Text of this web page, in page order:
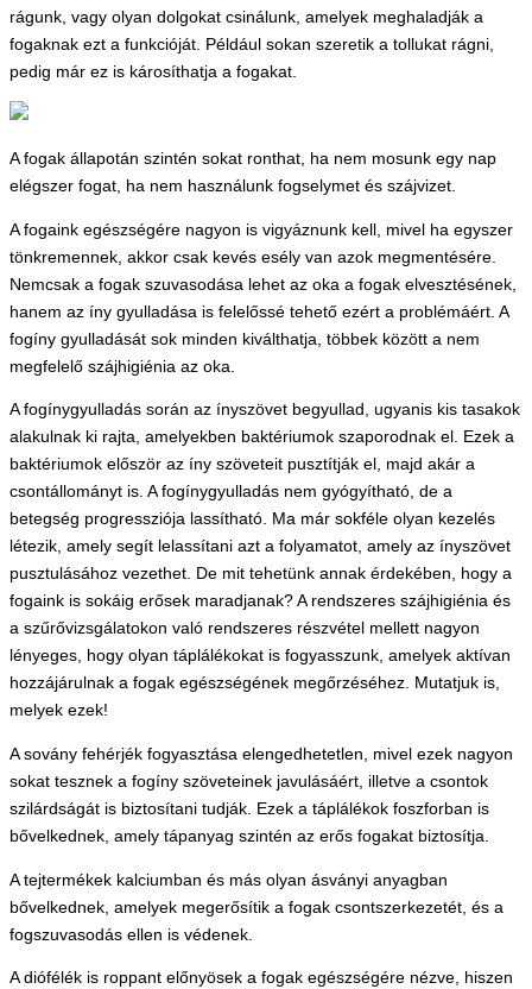
rágunk, vagy olyan dolgokat csinálunk, amelyek meghaladják a
fogaknak ezt a funkcióját. Például sokan szeretik a tollukat rágni,
pedig már ez is károsíthatja a fogakat.
A fogak állapotán szintén sokat ronthat, ha nem mosunk egy nap
elégszer fogat, ha nem használunk fogselymet és szájvizet.
A fogaink egészségére nagyon is vigyáznunk kell, mivel ha egyszer
tönkremennek, akkor csak kevés esély van azok megmentésére.
Nemcsak a fogak szuvasodása lehet az oka a fogak elvesztésének,
hanem az íny gyulladása is felelőssé tehető ezért a problémáért. A
fogíny gyulladását sok minden kiválthatja, többek között a nem
megfelelő szájhigiénia az oka.
A fogínygyulladás során az ínyszövet begyullad, ugyanis kis tasakok
alakulnak ki rajta, amelyekben baktériumok szaporodnak el. Ezek a
baktériumok először az íny szöveteit pusztítják el, majd akár a
csontállományt is. A fogínygyulladás nem gyógyítható, de a
betegség progressziója lassítható. Ma már sokféle olyan kezelés
létezik, amely segít lelassítani azt a folyamatot, amely az ínyszövet
pusztulásához vezethet. De mit tehetünk annak érdekében, hogy a
fogaink is sokáig erősek maradjanak? A rendszeres szájhigiénia és
a szűrővizsgálatokon való rendszeres részvétel mellett nagyon
lényeges, hogy olyan táplálékokat is fogyasszunk, amelyek aktívan
hozzájárulnak a fogak egészségének megőrzéséhez. Mutatjuk is,
melyek ezek!
A sovány fehérjék fogyasztása elengedhetetlen, mivel ezek nagyon
sokat tesznek a fogíny szöveteinek javulásáért, illetve a csontok
szilárdságát is biztosítani tudják. Ezek a táplálékok foszforban is
bővelkednek, amely tápanyag szintén az erős fogakat biztosítja.
A tejtermékek kalciumban és más olyan ásványi anyagban
bővelkednek, amelyek megerősítik a fogak csontszerkezetét, és a
fogszuvasodás ellen is védenek.
A diófélék is roppant előnyösek a fogak egészségére nézve, hiszen